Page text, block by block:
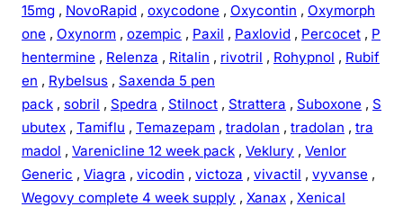
15mg , NovoRapid , oxycodone , Oxycontin , Oxymorph
one , Oxynorm , ozempic , Paxil , Paxlovid , Percocet , P
hentermine , Relenza , Ritalin , rivotril , Rohypnol , Rubif
en , Rybelsus , Saxenda 5 pen
pack , sobril , Spedra , Stilnoct , Strattera , Suboxone , S
ubutex , Tamiflu , Temazepam , tradolan , tradolan , tra
madol , Varenicline 12 week pack , Veklury , Venlor
Generic , Viagra , vicodin , victoza , vivactil , vyvanse ,
Wegovy complete 4 week supply , Xanax , Xenical